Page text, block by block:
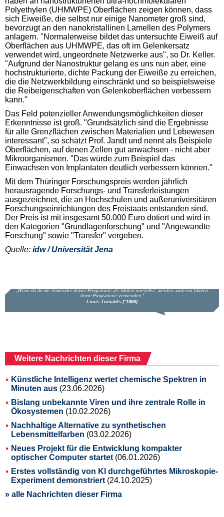
Polyethylen (UHMWPE) Oberflächen zeigen können, dass
sich Eiweiße, die selbst nur einige Nanometer groß sind,
bevorzugt an den nanokristallinen Lamellen des Polymers
anlagern. "Normalerweise bildet das untersuchte Eiweiß auf
Oberflächen aus UHMWPE, das oft im Gelenkersatz
verwendet wird, ungeordnete Netzwerke aus", so Dr. Keller.
"Aufgrund der Nanostruktur gelang es uns nun aber, eine
hochstrukturierte, dichte Packung der Eiweiße zu erreichen,
die die Netzwerkbildung einschränkt und so beispielsweise
die Reibeigenschaften von Gelenkoberflächen verbessern
kann."
Das Feld potenzieller Anwendungsmöglichkeiten dieser
Erkenntnisse ist groß. "Grundsätzlich sind die Ergebnisse
für alle Grenzflächen zwischen Materialien und Lebewesen
interessant", so schätzt Prof. Jandt und nennt als Beispiele
Oberflächen, auf denen Zellen gut anwachsen - nicht aber
Mikroorganismen. "Das würde zum Beispiel das
Einwachsen von Implantaten deutlich verbessern können."
Mit dem Thüringer Forschungspreis werden jährlich
herausragende Forschungs- und Transferleistungen
ausgezeichnet, die an Hochschulen und außeruniversitären
Forschungseinrichtungen des Freistaats entstanden sind.
Der Preis ist mit insgesamt 50.000 Euro dotiert und wird in
den Kategorien "Grundlagenforschung" und "Angewandte
Forschung" sowie "Transfer" vergeben.
Quelle: idw / Universität Jena
Weitere Nachrichten dieser Firma
Künstliche Intelligenz wertet chemische Spektren in
Minuten aus (23.06.2026)
Bislang unbekannte Viren und ihre zentrale Rolle in
Ökosystemen (10.02.2026)
Nachhaltige Alternative zu synthetischen
Lebensmittelfarben (03.02.2026)
Neues Projekt für die Entwicklung kompakter
optischer Computer startet (06.01.2026)
Erstes vollständig von KI durchgeführtes Mikroskopie-
Experiment demonstriert (24.10.2025)
» alle Nachrichten dieser Firma